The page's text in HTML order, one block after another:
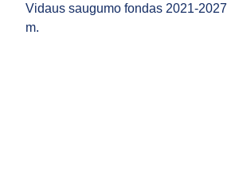
Vidaus saugumo fondas 2021-2027
m.